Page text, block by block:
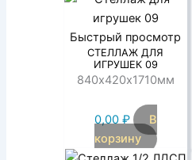
Быстрый просмотр
СТЕЛЛАЖ ДЛЯ
ИГРУШЕК 09
840х420х1710мм
0,00 ₽
В
корзину